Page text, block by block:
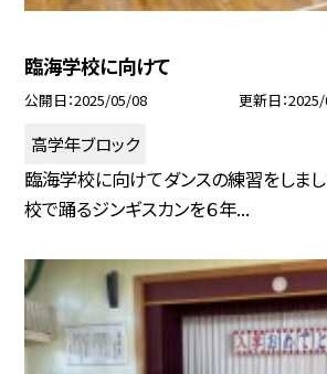
臨海学校に向けて
公開日 2025/05/08 更新日
高学年ブロック
臨海学校に向けてダンスの練習をしま
校で踊るジンギスカンを６年...